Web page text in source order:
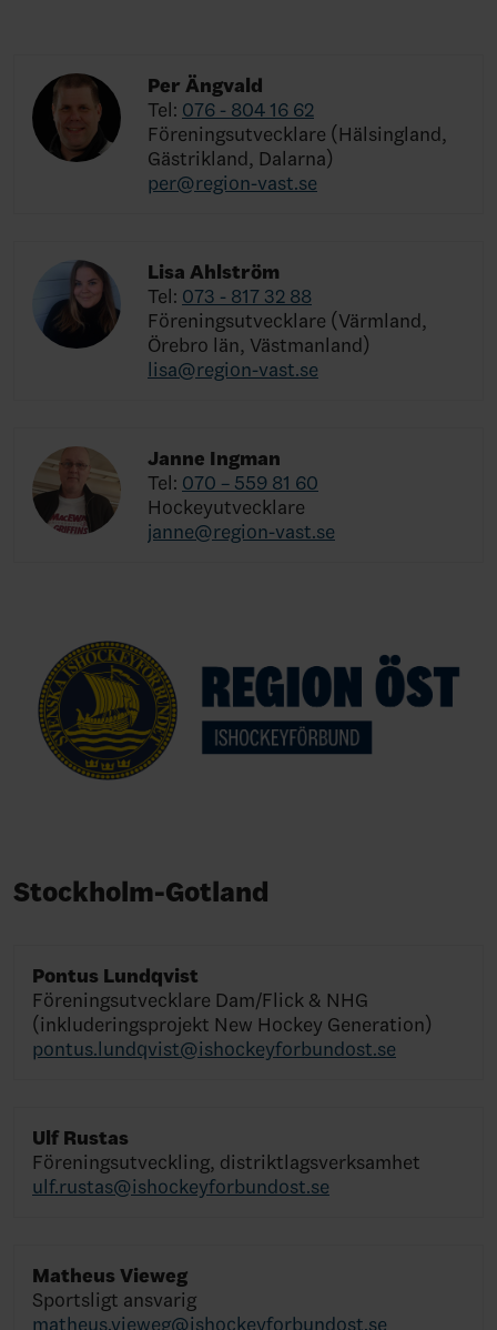
Per Ängvald
Tel: 076 - 804 16 62
Föreningsutvecklare (Hälsingland,
Gästrikland, Dalarna)
per@region-vast.se
Lisa Ahlström
Tel: 073 - 817 32 88
Föreningsutvecklare (Värmland,
Örebro län, Västmanland)
lisa@region-vast.se
Janne Ingman
Tel: 070 – 559 81 60
Hockeyutvecklare
janne@region-vast.se
Stockholm-Gotland
Pontus Lundqvist
Föreningsutvecklare Dam/Flick & NHG
(inkluderingsprojekt New Hockey Generation)
pontus.lundqvist@ishockeyforbundost.se
Ulf Rustas
Föreningsutveckling, distriktlagsverksamhet
ulf.rustas@ishockeyforbundost.se
Matheus Vieweg
Sportsligt ansvarig
matheus.vieweg@ishockeyforbundost.se